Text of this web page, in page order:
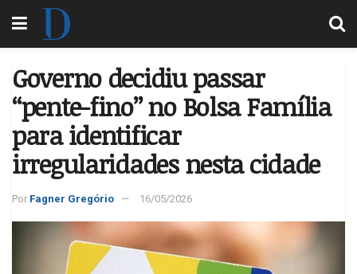
Governo decidiu passar
“pente-fino” no Bolsa Família
para identificar
irregularidades nesta cidade
Por Fagner Gregório 16/05/2026